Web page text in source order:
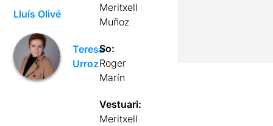
Lluís Olivé
Teresa
Urroz
Meritxell
Muñoz
So:
Roger
Marín
Vestuari:
Meritxell